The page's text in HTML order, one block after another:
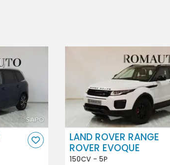
LAND ROVER RANGE
ROVER EVOQUE
150CV - 5P